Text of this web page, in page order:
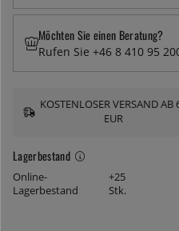
Lagerbestand
Online-
Lagerbestand
+25
Stk.
Möchten Sie einen Beratung?
Rufen Sie +46 8 410 95
KOSTENLOSER VERSAND AB
EUR